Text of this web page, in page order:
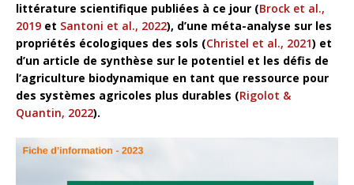
littérature scientifique publiées à ce jour (Brock et al.,
2019 et Santoni et al., 2022), d’une méta-analyse sur les
propriétés écologiques des sols (Christel et al., 2021) et
d’un article de synthèse sur le potentiel et les défis de
l’agriculture biodynamique en tant que ressource pour
des systèmes agricoles plus durables (Rigolot &
Quantin, 2022).